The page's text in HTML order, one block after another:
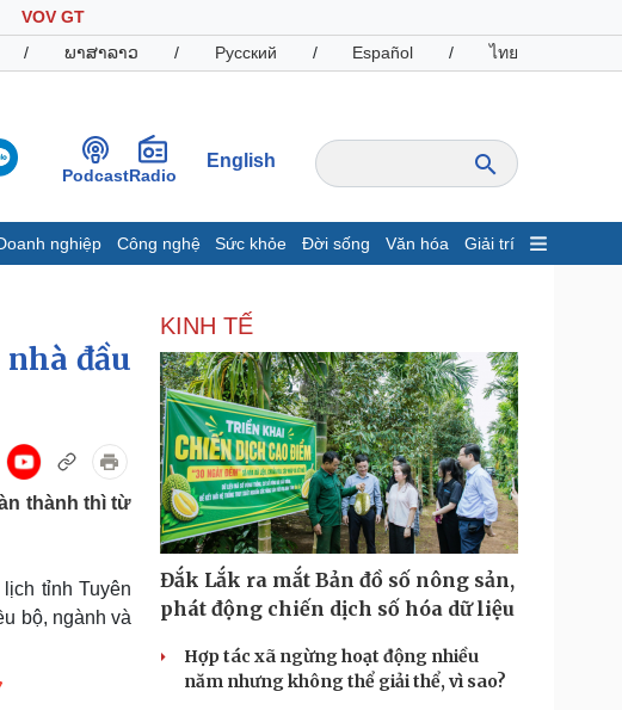
VOV GT
/ ພາສາລາວ / Русский / Español / ไทย
PodcastRadio
English
nghiệp Công nghệ Sức khỏe Đời sống Văn hóa Giải trí
Bất động sản
Khởi nghiệp
Tiêu dùng
Tỷ giá
Chứng khoán
Giá cà phê
Doanh nghiệp
Thông tin doanh nghiệp
Doanh nghiệp 24h
Doanh nhân
Vì cộng đồng
Công nghệ
Sành điệu
Tin Công nghệ
Trải nghiệm
Chuyển đổi số
Podcast
Câu chuyện thời sự
đầu
thành thì từ
tỉnh Tuyên
bộ, ngành và
KINH TẾ
Đắk Lắk ra mắt Bản đồ số nông sản,
phát động chiến dịch số hóa dữ liệu
Hợp tác xã ngừng hoạt động nhiều
năm nhưng không thể giải thể, vì sao?